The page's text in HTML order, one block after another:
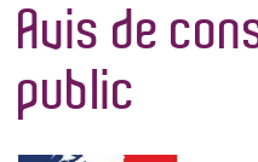
Avis de
public